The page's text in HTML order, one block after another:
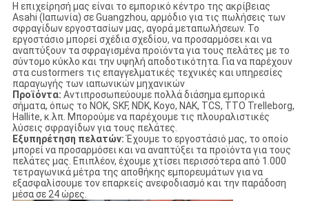
Η επιχείρησή μας είναι το εμπορικό κέντρο της ακρίβειας
Asahi (Ιαπωνία) σε Guangzhou, αρμόδιο για τις πωλήσεις των
σφραγίδων εργοστασίων μας, αγορά μεταπωλήσεων. Το
εργοστάσιο μπορεί σχέδια σχεδίου, να προσαρμόσει και να
αναπτύξουν τα σφραγισμένα προϊόντα για τους πελάτες με το
σύντομο κύκλο και την υψηλή αποδοτικότητα. Για να παρέχουν
στα custormers τις επαγγελματικές τεχνικές και υπηρεσίες
παραγωγής των ιαπωνικών μηχανικών
Προϊόντα: Αντιπροσωπεύουμε πολλά διάσημα εμπορικά
σήματα, όπως το NOK, SKF, NDK, Koyo, NAK, TCS, TTO Trelleborg,
Hallite, κ.λπ. Μπορούμε να παρέχουμε τις πλουραλιστικές
λύσεις σφραγίδων για τους πελάτες.
Εξυπηρέτηση πελατών:Έχουμε το εργοστάσιό μας, το οποίο
μπορεί να προσαρμόσει και να αναπτύξει τα προϊόντα για τους
πελάτες μας. Επιπλέον, έχουμε χτίσει περισσότερα από 1.000
τετραγωνικά μέτρα της αποθήκης εμπορευμάτων για να
εξασφαλίσουμε τον επαρκείς ανεφοδιασμό και την παράδοση
μέσα σε 24 ώρες.